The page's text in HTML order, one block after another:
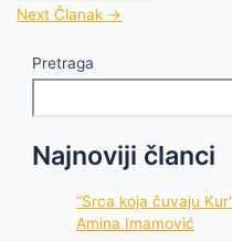
Next Članak →
Pretraga
Najnoviji članci
“Srca koja čuvaju
Amina Imamović